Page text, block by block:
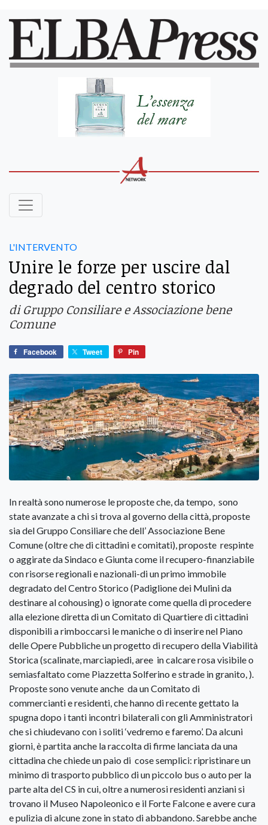
L'INTERVENTO
Unire le forze per uscire dal
degrado del centro storico
di Gruppo Consiliare e Associazione bene
Comune
Facebook Tweet Pin
In realtà sono numerose le proposte che, da tempo, sono
state avanzate a chi si trova al governo della città, proposte
sia del Gruppo Consiliare che dell’ Associazione Bene
Comune (oltre che di cittadini e comitati), proposte respinte
o aggirate da Sindaco e Giunta come il recupero-finanziabile
con risorse regionali e nazionali-di un primo immobile
degradato del Centro Storico (Padiglione dei Mulini da
destinare al cohousing) o ignorate come quella di procedere
alla elezione diretta di un Comitato di Quartiere di cittadini
disponibili a rimboccarsi le maniche o di inserire nel Piano
delle Opere Pubbliche un progetto di recupero della Viabilità
Storica (scalinate, marciapiedi, aree in calcare rosa visibile o
semiasfaltato come Piazzetta Solferino e strade in granito, ).
Proposte sono venute anche da un Comitato di
commercianti e residenti, che hanno di recente gettato la
spugna dopo i tanti incontri bilaterali con gli Amministratori
che si chiudevano con i soliti ‘vedremo e faremo’. Da alcuni
giorni, è partita anche la raccolta di firme lanciata da una
cittadina che chiede un paio di cose semplici: ripristinare un
minimo di trasporto pubblico di un piccolo bus o auto per la
parte alta del CS in cui, oltre a numerosi residenti anziani si
trovano il Museo Napoleonico e il Forte Falcone e avere cura
e pulizia di alcune zone in stato di abbandono. Sarebbe anche